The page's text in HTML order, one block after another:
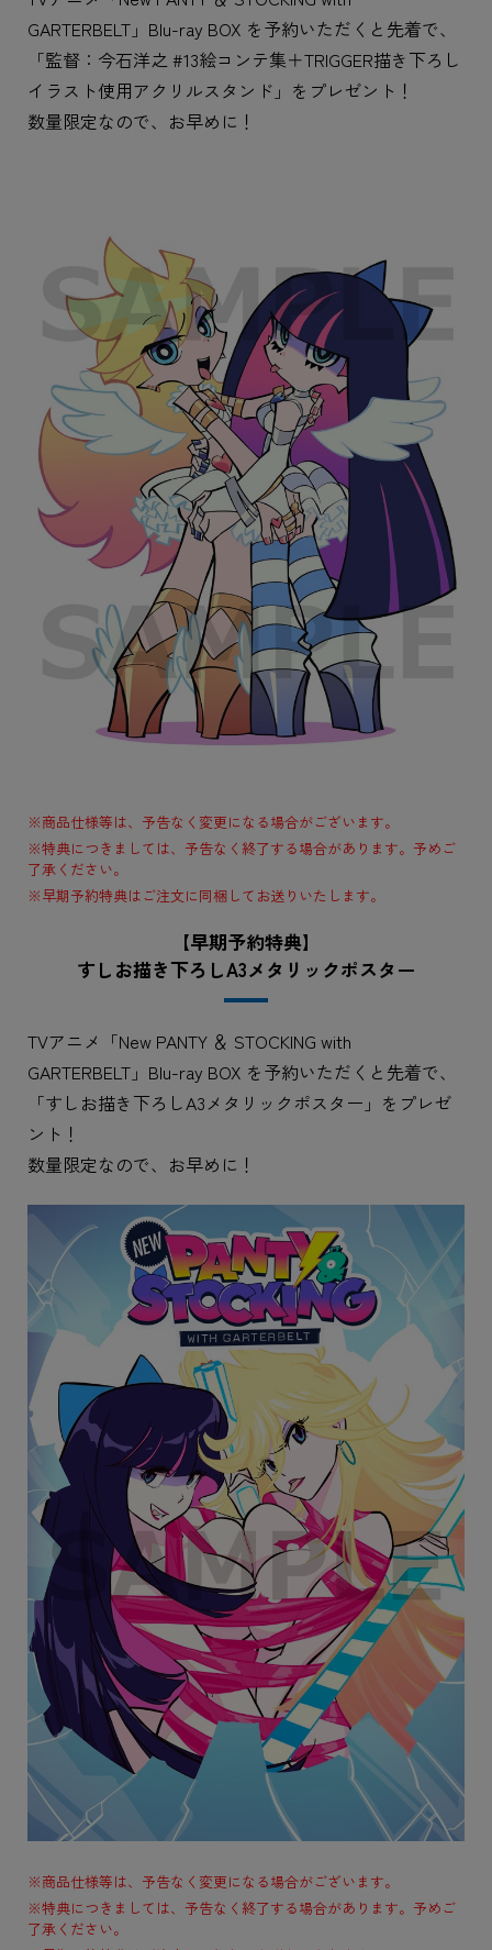
GARTERBELT」Blu-ray BOX を予約いただくと先着で、
「監督：今石洋之 #13絵コンテ集＋TRIGGER描き下ろし
イラスト使用アクリルスタンド」をプレゼント！
数量限定なので、お早めに！
※商品仕様等は、予告なく変更になる場合がございます。
※特典につきましては、予告なく終了する場合があります。予めご
了承ください。
※早期予約特典はご注文に同梱してお送りいたします。
【早期予約特典】
すしお描き下ろしA3メタリックポスター
TVアニメ「New PANTY ＆ STOCKING with
GARTERBELT」Blu-ray BOX を予約いただくと先着で、
「すしお描き下ろしA3メタリックポスター」をプレゼ
ント！
数量限定なので、お早めに！
※商品仕様等は、予告なく変更になる場合がございます。
※特典につきましては、予告なく終了する場合があります。予めご
了承ください。